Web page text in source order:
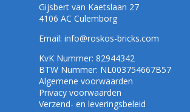
Gijsbert van Kaetslaan 27
4106 AC Culemborg
Email: info@roskos-bricks.com
KvK Nummer: 82944342
BTW Nummer: NL003754667B57
Algemene voorwaarden
Privacy voorwaarden
Verzend- en leveringsbeleid